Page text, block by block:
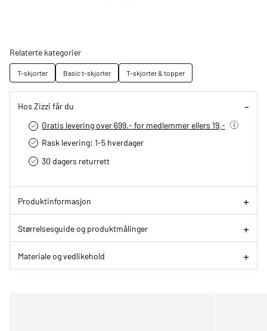
Relaterte kategorier
T-skjorter Basic t-skjorter T-skjorter & topper
Hos Zizzi får du
Gratis levering over 699.- for medlemmer ellers 19,-
Rask levering: 1-5 hverdager
30 dagers returrett
Produktinformasjon
Størrelsesguide og produktmålinger
Materiale og vedlikehold